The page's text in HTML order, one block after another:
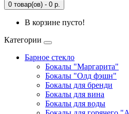
0 товар(ов) - 0 р.
В корзине пусто!
Категории
Барное стекло
Бокалы "Маргарита"
Бокалы "Олд фэшн"
Бокалы для бренди
Бокалы для вина
Бокалы для воды